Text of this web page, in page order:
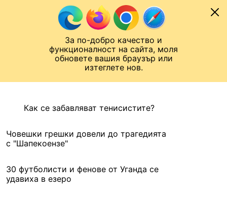
За по-добро качество и
функционалност на сайта, моля
обновете вашия браузър или
изтеглете нов.
Към съдържанието
Лига на Конференциите
Как се забавляват тенисистите?
Човешки грешки довели до трагедията
с "Шапекоензе"
30 футболисти и фенове от Уганда се
удавиха в езеро